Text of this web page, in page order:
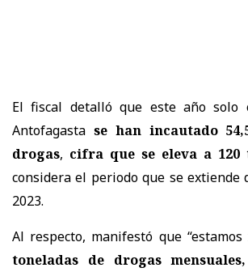
El fiscal detalló que este año
Antofagasta se han incautado
drogas, cifra que se eleva a 120
considera el periodo que se extiende
2023.
Al respecto, manifestó que “estamos
toneladas de drogas